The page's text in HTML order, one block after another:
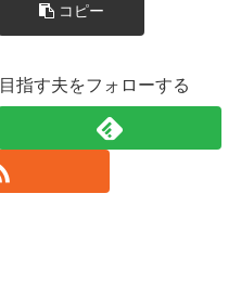
コピー
指す夫をフォローする